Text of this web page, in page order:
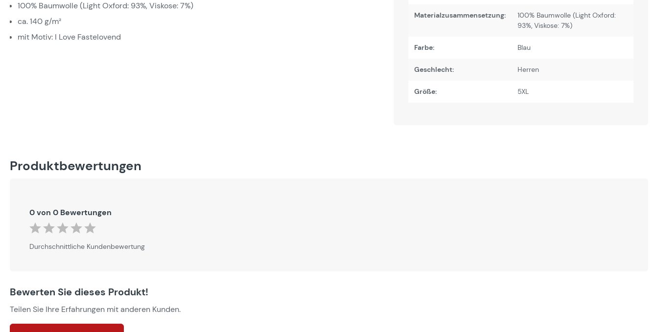
100% Baumwolle (Light Oxford: 93%, Viskose: 7%)
ca. 140 g/m²
mit Motiv: I Love Fastelovend
Materialzusammensetzung:
100% Baumwolle (Light Oxford:
93%, Viskose: 7%)
Farbe: Blau
Geschlecht: Herren
Größe: 5XL
Produktbewertungen
0 von 0 Bewertungen
Durchschnittliche Bewertung von 0 von 5 Sternen
Durchschnittliche Kundenbewertung
Bewerten Sie dieses Produkt!
Teilen Sie Ihre Erfahrungen mit anderen Kunden.